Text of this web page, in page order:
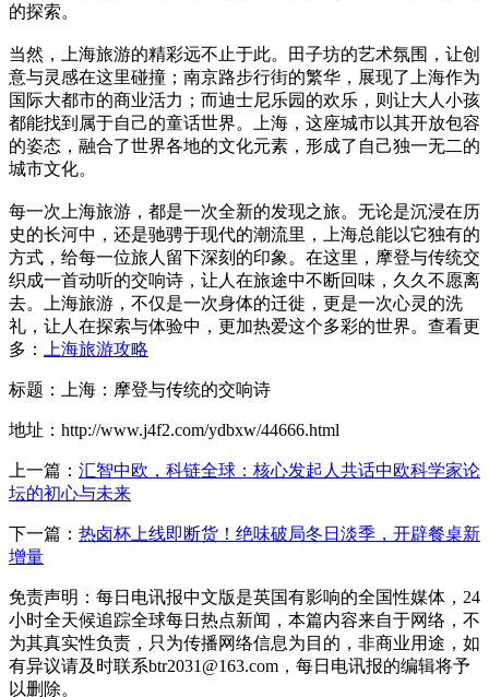
的探索。
当然，上海旅游的精彩远不止于此。田子坊的艺术氛围，让创
意与灵感在这里碰撞；南京路步行街的繁华，展现了上海作为
国际大都市的商业活力；而迪士尼乐园的欢乐，则让大人小孩
都能找到属于自己的童话世界。上海，这座城市以其开放包容
的姿态，融合了世界各地的文化元素，形成了自己独一无二的
城市文化。
每一次上海旅游，都是一次全新的发现之旅。无论是沉浸在历
史的长河中，还是驰骋于现代的潮流里，上海总能以它独有的
方式，给每一位旅人留下深刻的印象。在这里，摩登与传统交
织成一首动听的交响诗，让人在旅途中不断回味，久久不愿离
去。上海旅游，不仅是一次身体的迁徙，更是一次心灵的洗
礼，让人在探索与体验中，更加热爱这个多彩的世界。查看更
多：
上海旅游攻略
标题：上海：摩登与传统的交响诗
地址：http://www.j4f2.com/ydbxw/44666.html
上一篇： 汇智中欧，科链全球：核心发起人共话中欧科学家论
坛的初心与未来
下一篇： 热卤杯上线即断货！绝味破局冬日淡季，开辟餐桌新
增量
免责声明：每日电讯报中文版是英国有影响的全国性媒体，24
小时全天候追踪全球每日热点新闻，本篇内容来自于网络，不
为其真实性负责，只为传播网络信息为目的，非商业用途，如
有异议请及时联系btr2031@163.com，每日电讯报的编辑将予
以删除。